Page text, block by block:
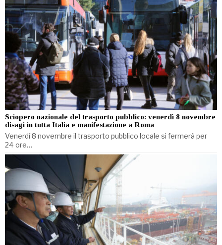
Sciopero nazionale del trasporto pubblico: venerdì 8 novembre
disagi in tutta Italia e manifestazione a Roma
Venerdì 8 novembre il trasporto pubblico locale si fermerà per
24 ore…